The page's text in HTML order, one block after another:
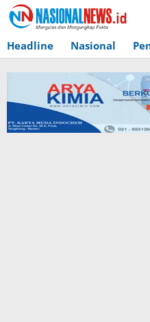
Lewati
ke
konten
Headline Nasional